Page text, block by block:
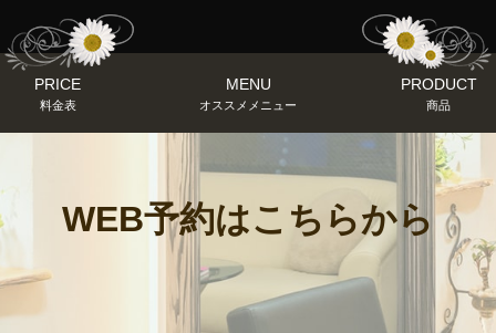
PRICE
料金表
MENU
オススメメニュー
PRODUCT
商品
WEB予約はこちらから